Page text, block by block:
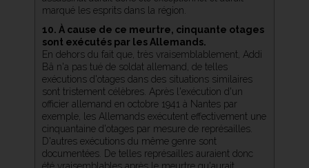
marqué les esprits dans la région.
10. À cause de ce meurtre, cinquante otages
sont exécutés par les Allemands.
En dehors du fait que, très vraisemblablement, Addi
Bâ n'a pas tué de soldat allemand, de telles
exécutions d'otages dans des situations similaires
sont tristement célèbres. Après l'exécution d'un
officier allemand en octobre 1941 à Nantes par
exemple, les Allemands exécutent effectivement une
cinquantaine d'otages par mesure de représailles.
D'autres exécutions du même genre sont
documentées. De telles représailles auraient donc